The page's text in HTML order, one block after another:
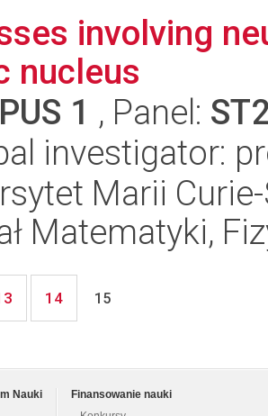
involving
nucleus
1 , Panel:
investigator:
Marii
Matematyki,
14 15
Nauki
Finansowanie nauki